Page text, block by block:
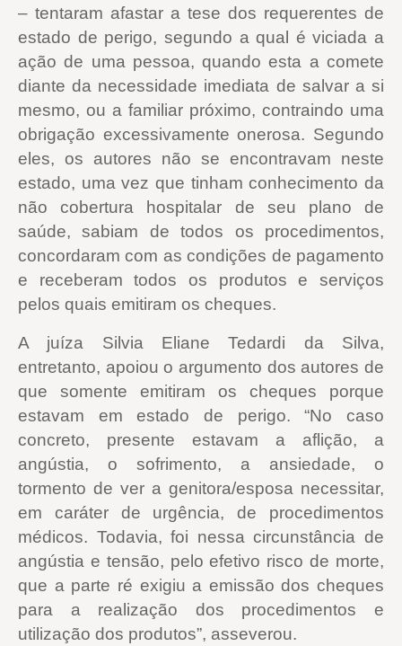
– tentaram afastar a tese dos requerentes de
estado de perigo, segundo a qual é viciada a
ação de uma pessoa, quando esta a comete
diante da necessidade imediata de salvar a si
mesmo, ou a familiar próximo, contraindo uma
obrigação excessivamente onerosa. Segundo
eles, os autores não se encontravam neste
estado, uma vez que tinham conhecimento da
não cobertura hospitalar de seu plano de
saúde, sabiam de todos os procedimentos,
concordaram com as condições de pagamento
e receberam todos os produtos e serviços
pelos quais emitiram os cheques.
A juíza Silvia Eliane Tedardi da Silva,
entretanto, apoiou o argumento dos autores de
que somente emitiram os cheques porque
estavam em estado de perigo. “No caso
concreto, presente estavam a aflição, a
angústia, o sofrimento, a ansiedade, o
tormento de ver a genitora/esposa necessitar,
em caráter de urgência, de procedimentos
médicos. Todavia, foi nessa circunstância de
angústia e tensão, pelo efetivo risco de morte,
que a parte ré exigiu a emissão dos cheques
para a realização dos procedimentos e
utilização dos produtos”, asseverou.